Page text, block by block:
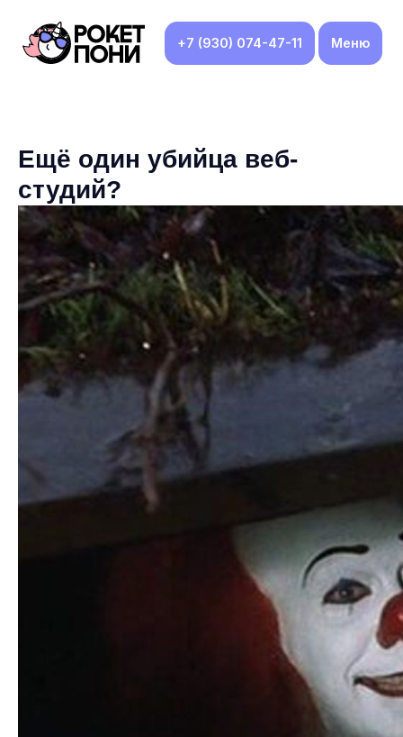
+7 (930) 074-47-11 Меню
Ещё один убийца веб-
студий?